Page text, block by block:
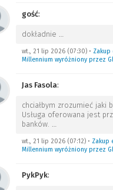
gość:
dokładnie …
wt., 21 lip 2026 (07:30)• Zakup
Millennium wyróżniony przez
Jas Fasola:
chciałbym zrozumieć jaki
Usługa oferowana jest
banków. …
wt., 21 lip 2026 (07:12)• Zakup
Millennium wyróżniony przez
PykPyk: